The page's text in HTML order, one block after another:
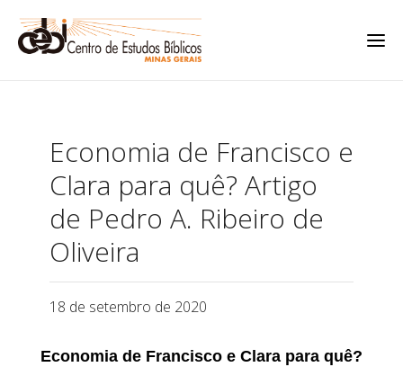
Economia de Francisco e
Clara para quê? Artigo
de Pedro A. Ribeiro de
Oliveira
18 de setembro de 2020
Economia de Francisco e Clara para quê?